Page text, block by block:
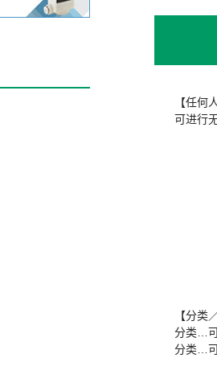
【任何
可进行
【分类
分类…
分类…